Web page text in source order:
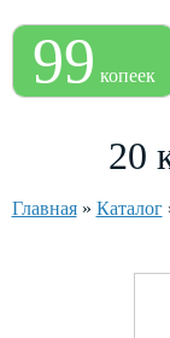
99 копеек
20
Главная» Каталог